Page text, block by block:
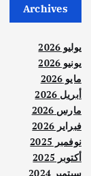
Archives
يوليو 2026
يونيو 2026
مايو 2026
أبريل 2026
مارس 2026
فبراير 2026
نوفمبر 2025
أكتوبر 2025
سبتمبر 2024